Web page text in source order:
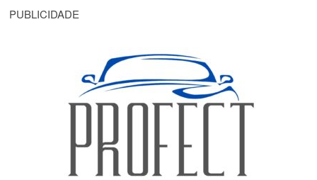
PUBLICIDADE